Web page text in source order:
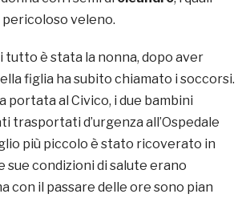
veleno.
tutto è stata la nonna, dopo aver
figlia ha subito chiamato i soccorsi.
portata al Civico, i due bambini
trasportati d’urgenza all’Ospedale
più piccolo è stato ricoverato in
sue condizioni di salute erano
con il passare delle ore sono pian